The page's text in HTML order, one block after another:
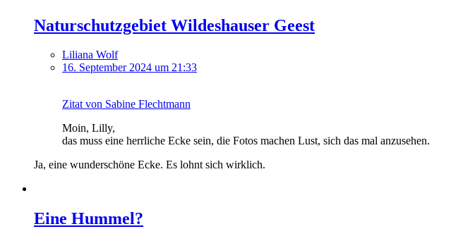
Naturschutzgebiet Wildeshauser Geest
Liliana Wolf
16. September 2024 um 21:33
Zitat von Sabine Flechtmann
Moin, Lilly,
das muss eine herrliche Ecke sein, die Fotos machen Lust, sich das mal anzusehen.
Ja, eine wunderschöne Ecke. Es lohnt sich wirklich.
Eine Hummel?